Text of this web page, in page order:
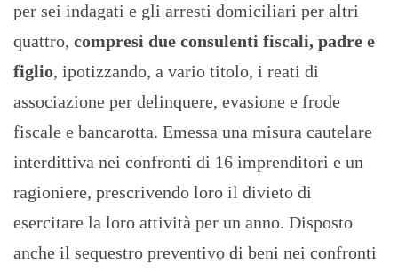
per sei indagati e gli arresti domiciliari per altri
quattro, compresi due consulenti fiscali, padre e
figlio, ipotizzando, a vario titolo, i reati di
associazione per delinquere, evasione e frode
fiscale e bancarotta. Emessa una misura cautelare
interdittiva nei confronti di 16 imprenditori e un
ragioniere, prescrivendo loro il divieto di
esercitare la loro attività per un anno. Disposto
anche il sequestro preventivo di beni nei confronti